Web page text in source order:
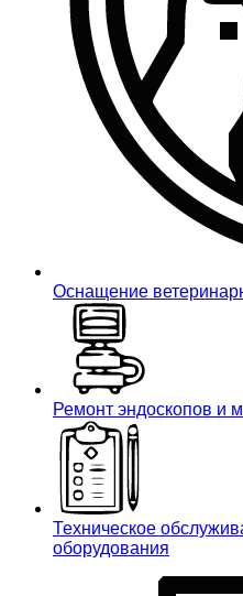
Оснащение
Ремонт эндоскопов и
Техническое
оборудования